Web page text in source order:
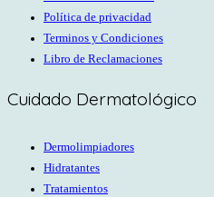
Política de privacidad
Terminos y Condiciones
Libro de Reclamaciones
Cuidado Dermatológico
Dermolimpiadores
Hidratantes
Tratamientos